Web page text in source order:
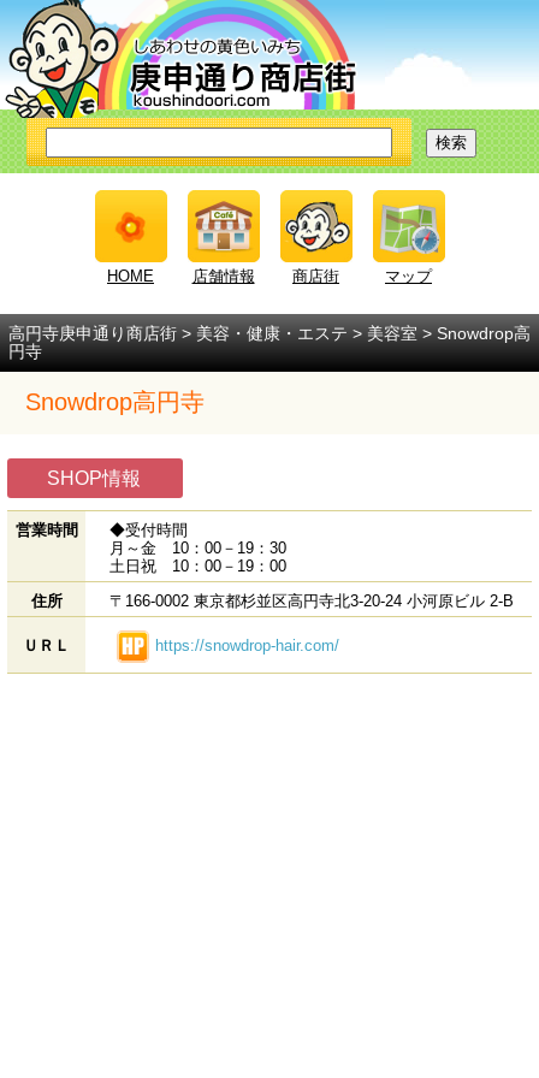
HOME 店舗情報 商店街 マップ
高円寺庚申通り商店街 > 美容・健康・エステ > 美容室 > Snowdrop高
円寺
Snowdrop高円寺
SHOP情報
営業時間
◆受付時間
月～金 10：00－19：30
土日祝 10：00－19：00
住所
〒166-0002 東京都杉並区高円寺北3-20-24 小河原ビル 2-B
ＵＲＬ https://snowdrop-hair.com/